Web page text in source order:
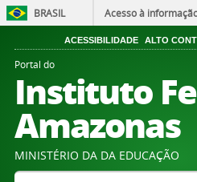
BRASIL Acesso à
ACESSIBILIDADE ALTO
Portal do
Instituto
Amazonas
MINISTÉRIO DA DA EDUCAÇÃO
Search Site